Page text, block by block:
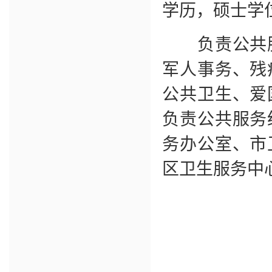
学历，硕士学
负责公共服
军人事务、
公共卫生、
负责公共服
务办公室、
区卫生服务